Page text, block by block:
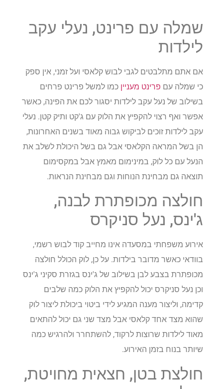
שמלה עם פרינט, נעלי עקב
לילדות
אם אתם מתלבטים לגבי לבוש קלאסי ועל זמני, אין ספק
כי שמלה עםפרינט מענייןכמו למשל פרינט פרחים
בשילוב של נעל עקב לילדות יסגור לכם את הפינה, כאשר
אפשר ואף רצוי להקפיץ את הלוק עם ג'קט ותיק קטן. נעלי
עקב לילדות זוכים לביקוש גבוה מאוד בשנים האחרונות,
הן בשל המראה הקלאסי אבל גם בשל היכולת לשלב את
הנעל עם כל לוק, במינימום מאמץ אבל במקסימום
תוצאה גם מבחינת הנוחות וגם מבחינת הנראות.
חולצה מכופתרת לבנה,
ג'ינס, נעל סניקרס
אירוע משפחתי במסעדה אינו מחייב קוד לבוש רשמי,
בוודאי כאשר מדובר בילדות. על כן, לוק הכולל חולצה
מכופתרת בצבע לבן בשילוב של ג'ינס בגזרת סקיני ג'ינס
וכן נעל סניקרס יכול להקפיץ את הלוק כמה שלבים
קדימה, וליצור מענה המגיע לידי ביטוי ביכולת ליצור לוק
שהוא מצד אחד קלאסי אבל מצד שני גם יכול להתאים
מאוד לילדות שרוצות לרקוד, להשתחרר ולהרגיש כמה
שיותר בנוח בזמן האירוע.
חולצת בטן, חצאית מחויטת,